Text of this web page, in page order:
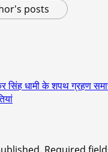
posts
सिंह धामी के शपथ ग्रहण
Required